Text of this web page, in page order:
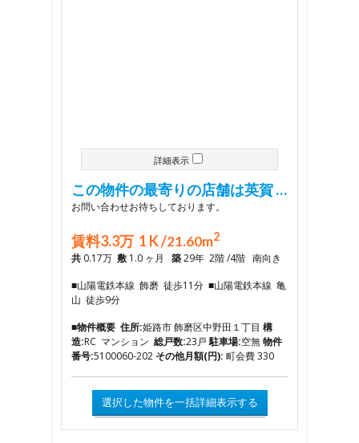
詳細表示
この物件の最寄りの店舗は英賀 …
お問い合わせお待ちしております。
賃料3.3万 1 K /21.60m2
共 0.17万 敷1.0 ヶ月 築29年 2階 /4階 南向き
■山陽電鉄本線 飾磨 徒歩11分 ■山陽電鉄本線 亀
山 徒歩9分
■物件概要 住所:姫路市 飾磨区中野田１丁目 構
造:RC マンション 総戸数:23戸駐車場:空無物件
番号:5100060-202 その他月額(円): 町会費 330